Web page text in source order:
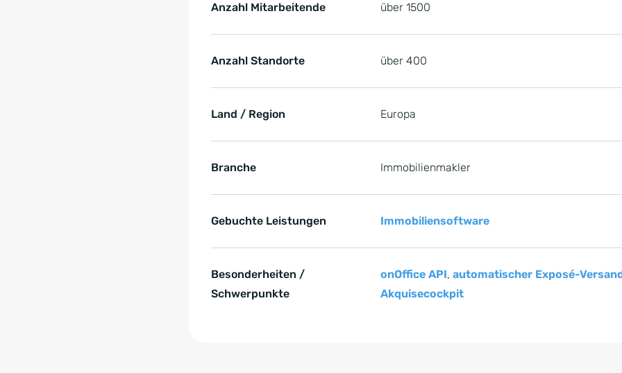
Anzahl Mitarbeitende über 1500
Anzahl Standorte über 400
Land / Region Europa
Branche Immobilienmakler
Gebuchte Leistungen Immobiliensoftware
Besonderheiten /
Schwerpunkte
onOffice API, automatischer Exposé-
Akquisecockpit